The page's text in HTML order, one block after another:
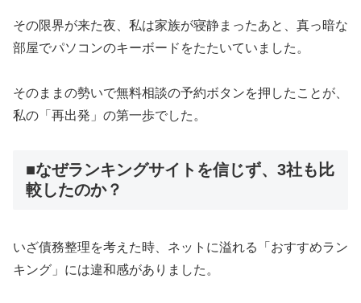
その限界が来た夜、私は家族が寝静まったあと、真っ暗な
部屋でパソコンのキーボードをたたいていました。
そのままの勢いで無料相談の予約ボタンを押したことが、
私の「再出発」の第一歩でした。
■なぜランキングサイトを信じず、3社も比
較したのか？
いざ債務整理を考えた時、ネットに溢れる「おすすめラン
キング」には違和感がありました。